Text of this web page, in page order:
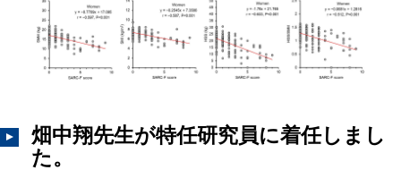
畑中翔先生が特任研究員に着任しまし
た。